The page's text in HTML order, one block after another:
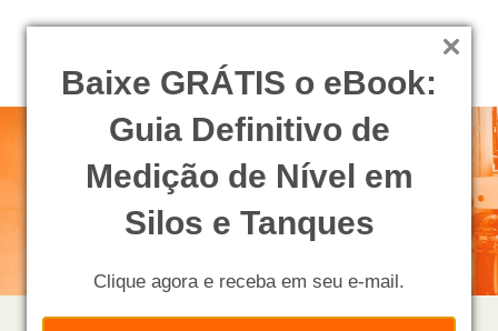
Baixe GRÁTIS o eBook:
Guia Definitivo de
Medição de Nível em
Silos e Tanques
Clique agora e receba em seu e-mail.